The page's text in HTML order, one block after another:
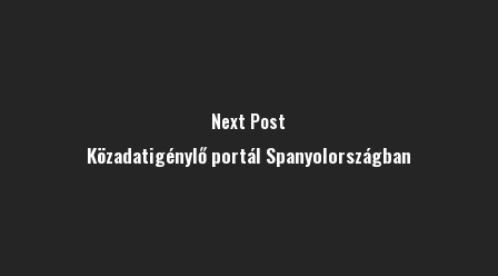
Next Post
Közadatigénylő portál Spanyolországban